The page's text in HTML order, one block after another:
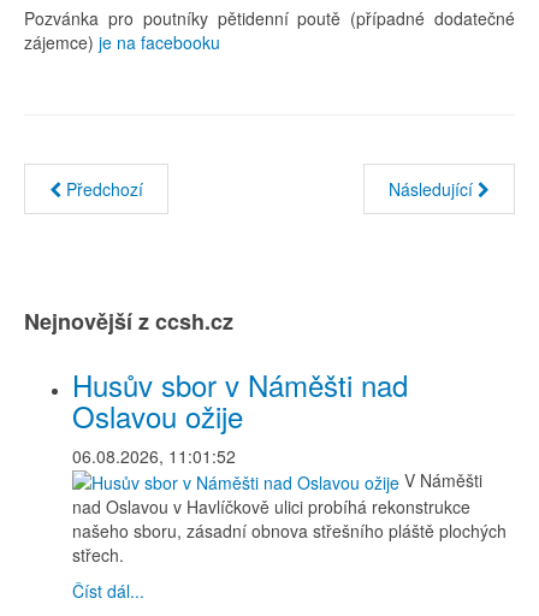
Pozvánka pro poutníky pětidenní poutě (případné dodatečné
zájemce) je na facebooku
Předchozí Následující
Nejnovější z ccsh.cz
Husův sbor v Náměšti nad
Oslavou ožije
06.08.2026, 11:01:52
V Náměšti
nad Oslavou v Havlíčkově ulici probíhá rekonstrukce
našeho sboru, zásadní obnova střešního pláště plochých
střech.
Číst dál...